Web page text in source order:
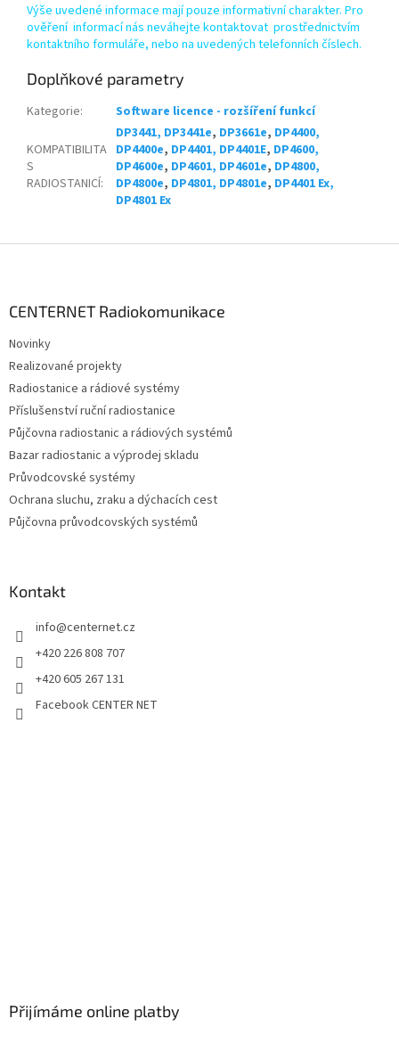
Výše uvedené informace mají pouze informativní charakter. Pro
ověření informací nás neváhejte kontaktovat prostřednictvím
kontaktního formuláře, nebo na uvedených telefonních číslech.
Doplňkové parametry
Kategorie: Software licence - rozšíření funkcí
KOMPATIBILITA
S
RADIOSTANICÍ:
DP3441, DP3441e, DP3661e, DP4400,
DP4400e, DP4401, DP4401E, DP4600,
DP4600e, DP4601, DP4601e, DP4800,
DP4800e, DP4801, DP4801e, DP4401 Ex,
DP4801 Ex
CENTERNET Radiokomunikace
Novinky
Realizované projekty
Radiostanice a rádiové systémy
Příslušenství ruční radiostanice
Půjčovna radiostanic a rádiových systémů
Bazar radiostanic a výprodej skladu
Průvodcovské systémy
Ochrana sluchu, zraku a dýchacích cest
Půjčovna průvodcovských systémů
Kontakt
info@centernet.cz
+420 226 808 707
+420 605 267 131
Facebook CENTER NET
Přijímáme online platby